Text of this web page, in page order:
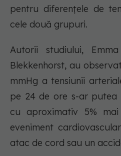
pentru diferențele de
cele două grupuri.
Autorii studiului,
Blekkenhorst, au
mmHg a tensiunii
pe 24 de ore s-ar
cu aproximativ 5%
eveniment
atac de cord sau un